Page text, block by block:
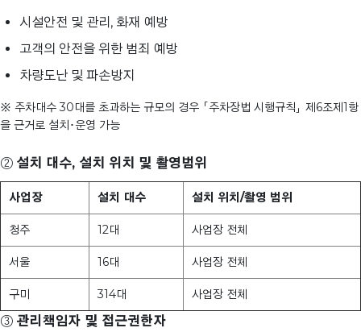
시설안전 및 관리, 화재 예방
고객의 안전을 위한 범죄 예방
차량도난 및 파손방지
※ 주차대수 30대를 초과하는 규모의 경우 「주차장법 시행규칙」 제6조제1항
을 근거로 설치･운영 가능
② 설치 대수, 설치 위치 및 촬영범위
사업장 설치 대수 설치 위치/촬영 범위
청주 12대 사업장 전체
서울 16대 사업장 전체
구미 314대 사업장 전체
③ 관리책임자 및 접근권한자